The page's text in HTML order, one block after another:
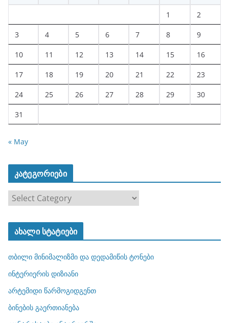
1 2
3 4 5 6 7 8 9
10 11 12 13 14 15 16
17 18 19 20 21 22 23
24 25 26 27 28 29 30
31
« May
კატეგორიები
ა
ტ
ო
რ
ბ
ახალი სტატიები
თბილი მინიმალიზმი და დედამიწის ტონები
ინტერიერის დიზიანი
არტემიდი წარმოგიდგენთ
ბინების გაერთიანება